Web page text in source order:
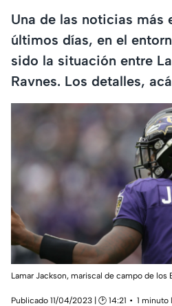
Una de las noticias más
últimos días, en el
sido la situación entre
Ravnes. Los detalles, acá
Lamar Jackson, mariscal de campo de los
Publicado 11/04/2023 | 🕑 14:21
1 minuto